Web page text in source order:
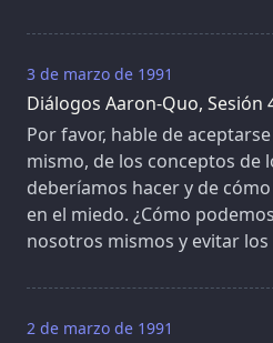
3 de marzo de 1991
Diálogos Aaron-Quo, Sesión
Por favor, hable de
mismo, de los conceptos de
deberíamos hacer y de
en el miedo. ¿Cómo
nosotros mismos y evitar
2 de marzo de 1991